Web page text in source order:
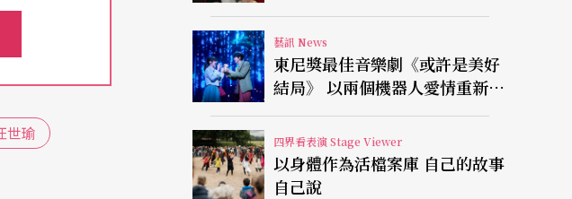
造性的動
，一種品味
世瑜
藝訊 News
東尼獎最佳音樂劇《或許是美好
結局》 以兩個機器人愛情重新凝
視有限人生
四界看表演 Stage Viewer
以身體作為活檔案庫 自己的故事
自己說